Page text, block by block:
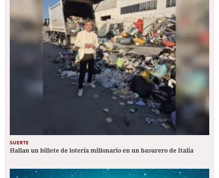
SUERTE
Hallan un billete de lotería millonario en un basurero de Italia